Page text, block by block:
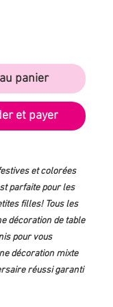
panier
et payer
et colorées
parfaite pour les
filles! Tous les
décoration de table
pour vous
décoration mixte
réussi garanti